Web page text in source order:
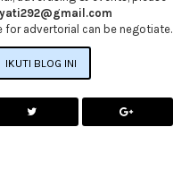
yati292@gmail.com
for advertorial can be negotiate.
IKUTI BLOG INI